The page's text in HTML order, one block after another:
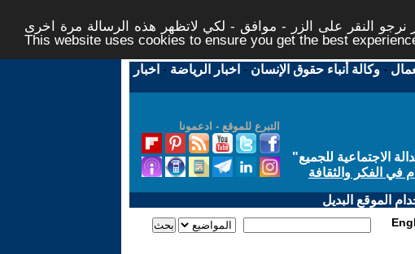
النقر على الزر - موافق - لكي لاتظهر هذه الرسالة مرة اخرى -
This website uses cookies to ensure you get the best
-وكالة أنباء حقوق الإنسان - اخبار الرياضة - اخبار
التبرع للموقع - ادعمونا
الاجتماعية للجميع"
في الفكر والثقافة
الموقع البديل